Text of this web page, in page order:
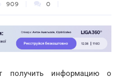
909 0
получить информацию о